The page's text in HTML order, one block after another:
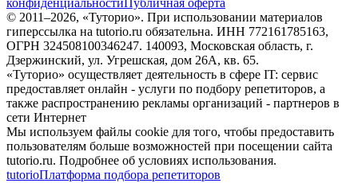
конфиденциальностиПубличная оферта
© 2011–2026, «Туторио». При использовании материалов
гиперссылка на tutorio.ru обязательна. ИНН 772161785163,
ОГРН 324508100346247. 140093, Московская область, г.
Дзержинский, ул. Угрешская, дом 26А, кв. 65.
«Туторио» осуществляет деятельность в сфере IT: сервис
предоставляет онлайн - услуги по подбору репетиторов, а
также распространению рекламы организаций - партнеров в
сети Интернет
Мы используем файлы cookie для того, чтобы предоставить
пользователям больше возможностей при посещении сайта
tutorio.ru. Подробнее об условиях использования.
tutorioПлатформа подбора репетиторов